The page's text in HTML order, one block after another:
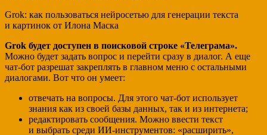
Grok: как пользо­ваться нейросетью для генерации текста
и картинок от Илона Маска
Grok будет доступен в поисковой строке «Телеграма».
Можно будет задать вопрос и перейти сразу в диалог. А еще
чат-бот разрешат закреплять в главном меню с остальными
диалогами. Вот что он умеет:
отвечать на вопросы. Для этого чат-бот использует
знания как из своей базы данных, так и из интернета;
редактировать сообщения. Можно ввести текст
и выбрать среди ИИ-инструментов: «расширить»,